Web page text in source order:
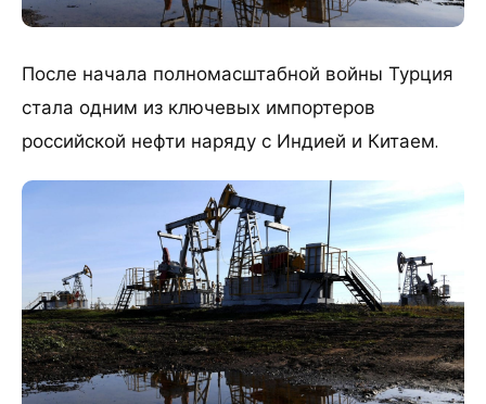
После начала полномасштабной войны Турция
стала одним из ключевых импортеров
российской нефти наряду с Индией и Китаем.